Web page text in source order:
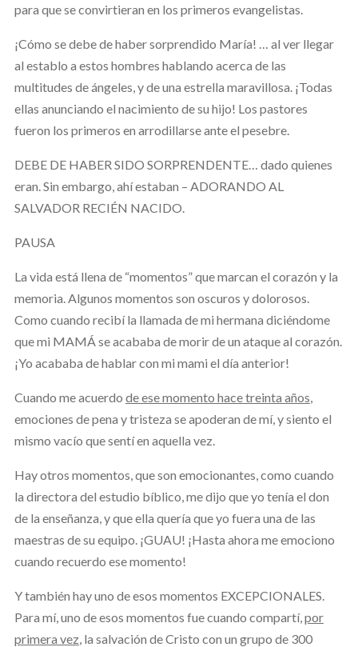
para que se convirtieran en los primeros evangelistas.
¡Cómo se debe de haber sorprendido María! … al ver llegar
al establo a estos hombres hablando acerca de las
multitudes de ángeles, y de una estrella maravillosa. ¡Todas
ellas anunciando el nacimiento de su hijo! Los pastores
fueron los primeros en arrodillarse ante el pesebre.
DEBE DE HABER SIDO SORPRENDENTE… dado quienes
eran. Sin embargo, ahí estaban – ADORANDO AL
SALVADOR RECIÉN NACIDO.
PAUSA
La vida está llena de “momentos” que marcan el corazón y la
memoria. Algunos momentos son oscuros y dolorosos.
Como cuando recibí la llamada de mi hermana diciéndome
que mi MAMÁ se acababa de morir de un ataque al corazón.
¡Yo acababa de hablar con mi mami el día anterior!
Cuando me acuerdo de ese momento hace treinta años
emociones de pena y tristeza se apoderan de mí, y siento el
mismo vacío que sentí en aquella vez.
Hay otros momentos, que son emocionantes, como cuando
la directora del estudio bíblico, me dijo que yo tenía el don
de la enseñanza, y que ella quería que yo fuera una de las
maestras de su equipo. ¡GUAU! ¡Hasta ahora me emociono
cuando recuerdo ese momento!
Y también hay uno de esos momentos EXCEPCIONALES.
Para mí, uno de esos momentos fue cuando compartí, por
primera vez , la salvación de Cristo con un grupo de 300